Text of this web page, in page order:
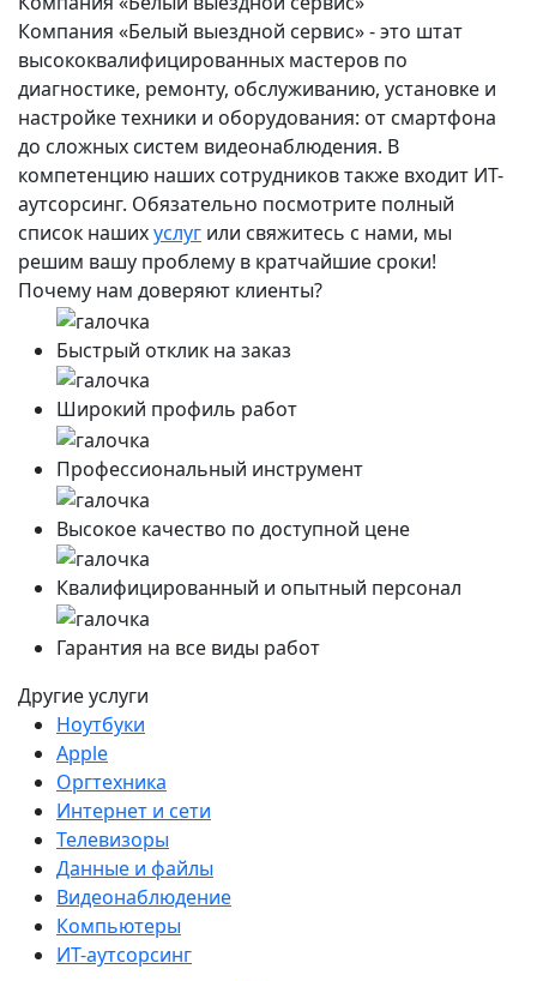
Компания «Белый выездной сервис» - это штат
высококвалифицированных мастеров по
диагностике, ремонту, обслуживанию, установке и
настройке техники и оборудования: от смартфона
до сложных систем видеонаблюдения. В
компетенцию наших сотрудников также входит ИТ-
аутсорсинг. Обязательно посмотрите полный
список нашихуслуг или свяжитесь с нами, мы
решим вашу проблему в кратчайшие сроки!
Почему нам доверяют клиенты?
Быстрый отклик на заказ
Широкий профиль работ
Профессиональный инструмент
Высокое качество по доступной цене
Квалифицированный и опытный персонал
Гарантия на все виды работ
Другие услуги
Ноутбуки
Apple
Оргтехника
Интернет и сети
Телевизоры
Данные и файлы
Видеонаблюдение
Компьютеры
ИТ-аутсорсинг